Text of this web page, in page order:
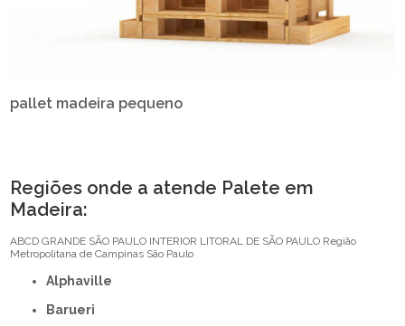
pallet madeira pequeno
Regiões onde a atende Palete em
Madeira:
ABCD GRANDE SÃO PAULO INTERIOR LITORAL DE SÃO PAULO Região
Metropolitana de Campinas São Paulo
Alphaville
Barueri